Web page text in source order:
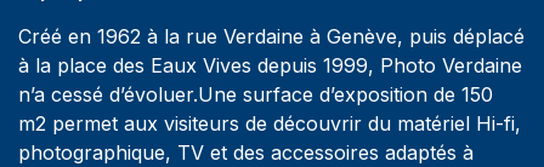
Créé en 1962 à la rue Verdaine à Genève, puis déplacé
à la place des Eaux Vives depuis 1999, Photo Verdaine
n’a cessé d’évoluer.Une surface d’exposition de 150
m2 permet aux visiteurs de découvrir du matériel Hi-fi,
photographique, TV et des accessoires adaptés à